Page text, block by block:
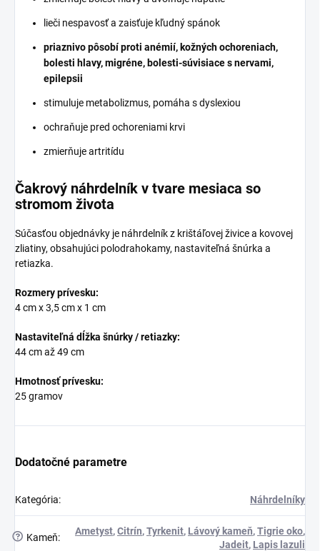
lieči nespavosť a zaisťuje kľudný spánok
priaznivo pôsobí proti anémií, kožných ochoreniach,
bolesti hlavy, migréne, bolesti-súvisiace s nervami,
epilepsii
stimuluje metabolizmus, pomáha s dyslexiou
ochraňuje pred ochoreniami krvi
zmierňuje artritídu
Čakrový náhrdelník v tvare mesiaca so
stromom života
Súčasťou objednávky je náhrdelník z krištáľovej živice a kovovej
zliatiny, obsahujúci polodrahokamy, nastaviteľná šnúrka a
retiazka.
Rozmery prívesku:
4 cm x 3,5 cm x 1 cm
Nastaviteľná dĺžka šnúrky / retiazky:
44 cm až 49 cm
Hmotnosť prívesku:
25 gramov
Dodatočné parametre
Kategória: Náhrdelníky
? Kameň:
Ametyst,Citrín,Tyrkenit, Lávový kameň,Tigrie oko,
Jadeit, Lapis lazuli